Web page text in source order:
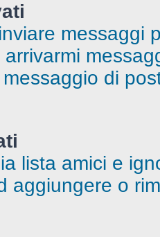
messaggi
di
lista amici e
aggiungere o